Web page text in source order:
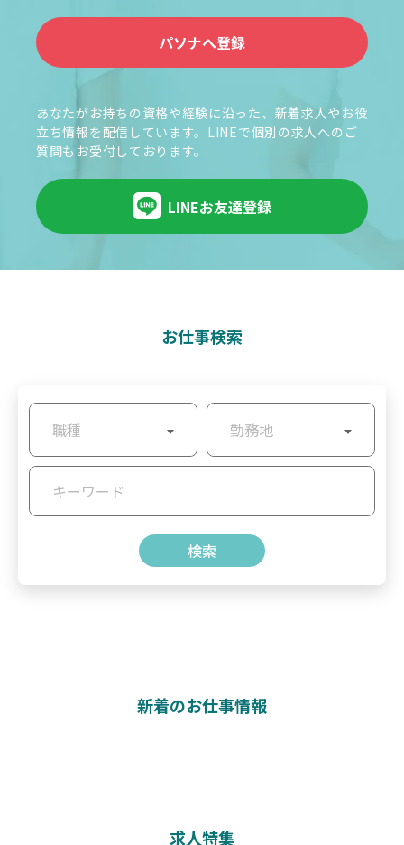
パソナへ登録
あなたがお持ちの資格や経験に沿った、新着求人やお役
立ち情報を配信しています。LINEで個別の求人へのご
質問もお受付しております。
LINEお友達登録
お仕事検索
新着のお仕事情報
求人特集